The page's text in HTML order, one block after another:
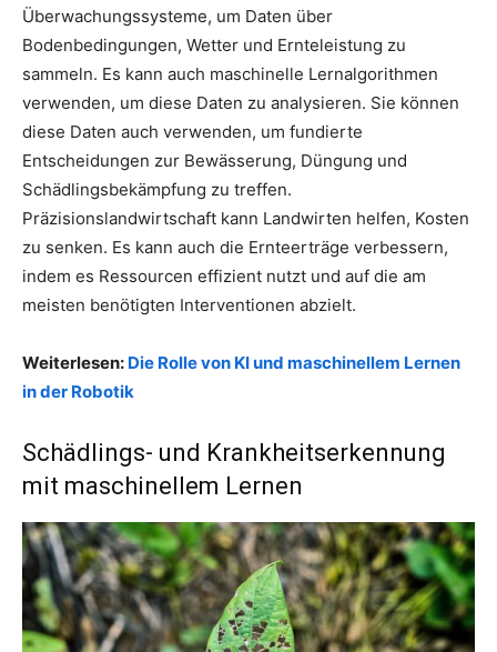
Überwachungssysteme, um Daten über
Bodenbedingungen, Wetter und Ernteleistung zu
sammeln. Es kann auch maschinelle Lernalgorithmen
verwenden, um diese Daten zu analysieren. Sie können
diese Daten auch verwenden, um fundierte
Entscheidungen zur Bewässerung, Düngung und
Schädlingsbekämpfung zu treffen.
Präzisionslandwirtschaft kann Landwirten helfen, Kosten
zu senken. Es kann auch die Ernteerträge verbessern,
indem es Ressourcen effizient nutzt und auf die am
meisten benötigten Interventionen abzielt.
Weiterlesen: Die Rolle von KI und maschinellem Lernen
in der Robotik
Schädlings- und Krankheitserkennung
mit maschinellem Lernen